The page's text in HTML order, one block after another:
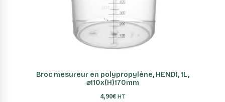
AJOUTER AU PANIER
Broc mesureur en polypropylène, HENDI, 1L,
⌀110x(H)170mm
4,90€ HT